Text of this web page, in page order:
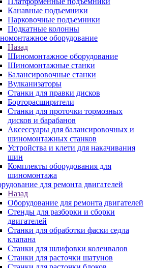
Канавные подъемники
Парковочные подъемники
Подкатные колонны
оборудование
Назад
Шиномонтажное оборудование
Шиномонтажные станки
Балансировочные станки
Вулканизаторы
Станки для правки дисков
Борторасширители
Станки для проточки тормозных
дисков и барабанов
Аксессуары для балансировочных и
шиномонтажных станков
Устройства и клети для накачивания
шин
Комплекты оборудования для
шиномонтажа
для ремонта двигателей
Назад
Оборудование для ремонта двигателей
Стенды для разборки и сборки
двигателей
Станки для обработки фаски седла
клапана
Станки для шлифовки коленвалов
Станки для расточки шатунов